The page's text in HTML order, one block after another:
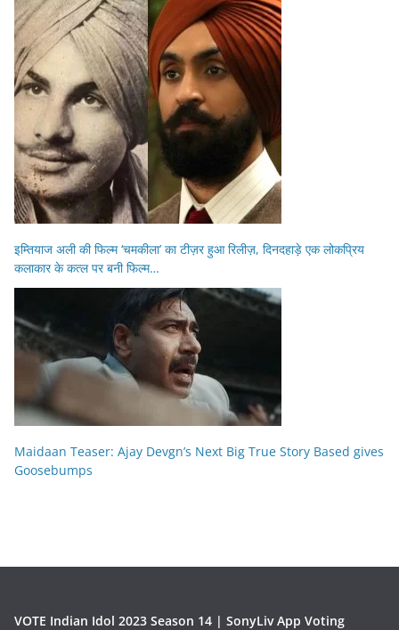
इम्तियाज अली की फिल्म ‘चमकीला’ का टीज़र हुआ रिलीज़, दिनदहाड़े एक लोकप्रिय
कलाकार के कत्ल पर बनी फिल्म…
Maidaan Teaser: Ajay Devgn’s Next Big True Story Based gives
Goosebumps
VOTE Indian Idol 2023 Season 14 | SonyLiv App Voting